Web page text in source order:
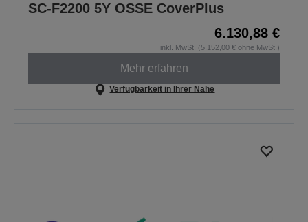
SC-F2200 5Y OSSE CoverPlus
6.130,88 €
inkl. MwSt. (5.152,00 € ohne MwSt.)
Mehr erfahren
Verfügbarkeit in Ihrer Nähe